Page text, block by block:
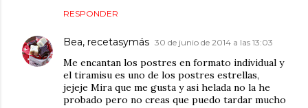
RESPONDER
Bea, recetasymás 30 de junio de 2014 a las 13:03
Me encantan los postres en formato individual y
el tiramisu es uno de los postres estrellas,
jejeje Mira que me gusta y asi helada no la he
probado pero no creas que puedo tardar mucho